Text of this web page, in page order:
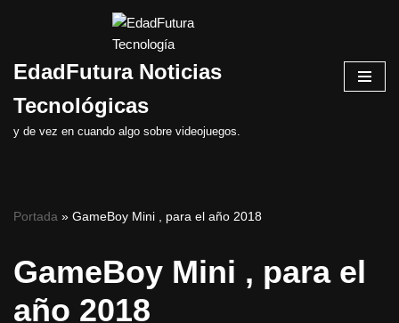
al
EdadFutura Noticias
Tecnológicas
y de vez en cuando algo sobre videojuegos.
Portada » GameBoy Mini , para el año 2018
GameBoy Mini , para el
año 2018